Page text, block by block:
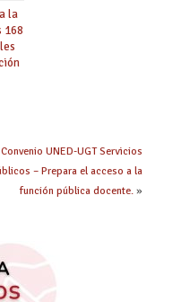
la
168
Convenio UNED-UGT Servicios
– Prepara el acceso a la
función pública docente.»